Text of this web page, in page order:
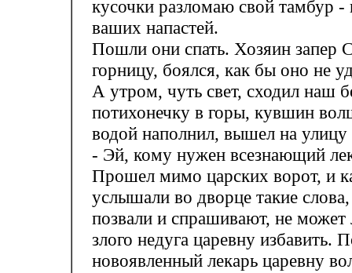
кусочки разломаю свой тамбур -
ваших напастей.
Пошли они спать. Хозяин запер
горницу, боялся, как бы оно не
А утром, чуть свет, сходил наш
потихонечку в горы, кувшин
водой наполнил, вышел на улицу
- Эй, кому нужен всезнающий
Прошел мимо царских ворот, и
услышали во дворце такие слова,
позвали и спрашивают, не может
злого недуга царевну избавить.
новоявленный лекарь царевну